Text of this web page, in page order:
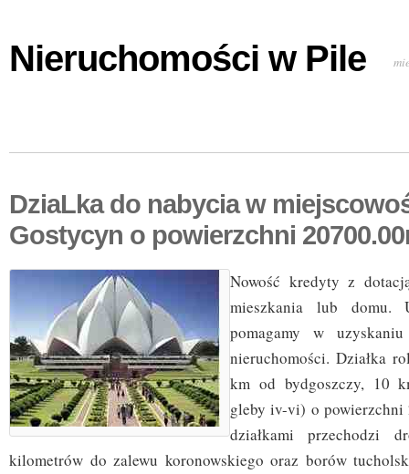
Nieruchomości w Pile
DziaLka do nabycia w
Gostycyn o powierzchni
Nowość kredyty z
mieszkania lub domu.
pomagamy w
nieruchomości. Działka
km od bydgoszczy, 10
gleby iv-vi) o powierzchni
działkami przechodzi
kilometrów do zalewu koronowskiego oraz borów